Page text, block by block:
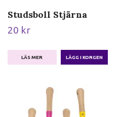
Studsboll Stjärna
20 kr
LÄS MER